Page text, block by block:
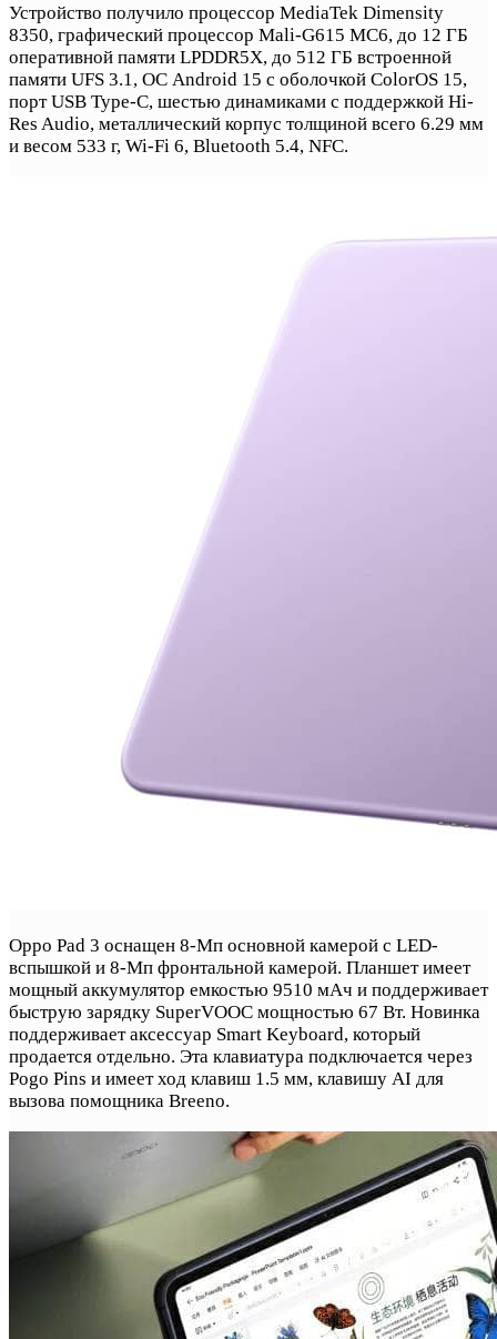
Устройство получило процессор MediaTek Dimensity
8350, графический процессор Mali-G615 MC6, до 12 ГБ
оперативной памяти LPDDR5X, до 512 ГБ встроенной
памяти UFS 3.1, ОС Android 15 с оболочкой ColorOS 15,
порт USB Type-C, шестью динамиками с поддержкой Hi-
Res Audio, металлический корпус толщиной всего 6.29 мм
и весом 533 г, Wi-Fi 6, Bluetooth 5.4, NFC.
Oppo Pad 3 оснащен 8-Мп основной камерой с LED-
вспышкой и 8-Мп фронтальной камерой. Планшет имеет
мощный аккумулятор емкостью 9510 мАч и поддерживает
быструю зарядку SuperVOOC мощностью 67 Вт. Новинка
поддерживает аксессуар Smart Keyboard, который
продается отдельно. Эта клавиатура подключается через
Pogo Pins и имеет ход клавиш 1.5 мм, клавишу AI для
вызова помощника Breeno.